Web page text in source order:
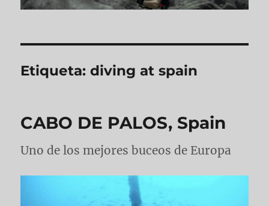
Etiqueta:diving at spain
CABO DE PALOS, Spain
Uno de los mejores buceos de Europa